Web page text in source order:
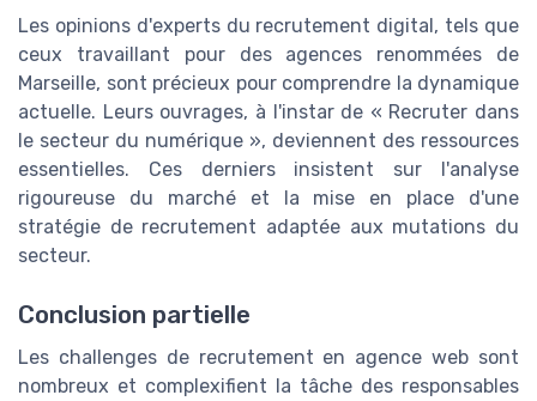
Les opinions d'experts du recrutement digital, tels que
ceux travaillant pour des agences renommées de
Marseille, sont précieux pour comprendre la dynamique
actuelle. Leurs ouvrages, à l'instar de « Recruter dans
le secteur du numérique », deviennent des ressources
essentielles. Ces derniers insistent sur l'analyse
rigoureuse du marché et la mise en place d'une
stratégie de recrutement adaptée aux mutations du
secteur.
Conclusion partielle
Les challenges de recrutement en agence web sont
nombreux et complexifient la tâche des responsables